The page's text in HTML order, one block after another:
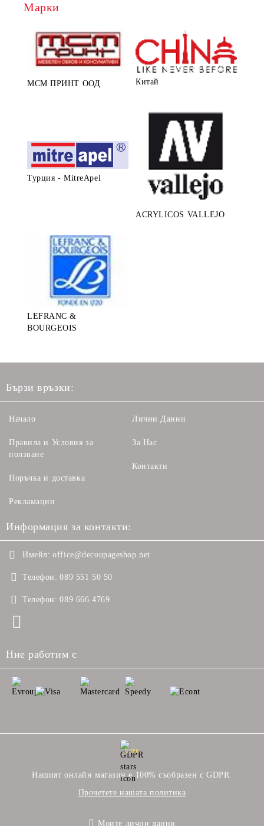
Марки
МСМ ПРИНТ ООД Китай
Турция - MitreApel
ACRYLICOS VALLEJO
LEFRANC &
BOURGEOIS
Бързи връзки:
Начало
Правила и Условия за
ползване
Поръчка и доставка
Рекламации
Лични Данни
За Нас
Контакти
Информация за контакти:
Имейл: office@decoupageshop.net
Телефон: 089 551 50 50
Телефон: 089 666 4769
Ние работим с
GDPR
Нашият онлайн магазин е 100% съобразен с GDPR.
Прочетете нашата политика
Моите лични данни